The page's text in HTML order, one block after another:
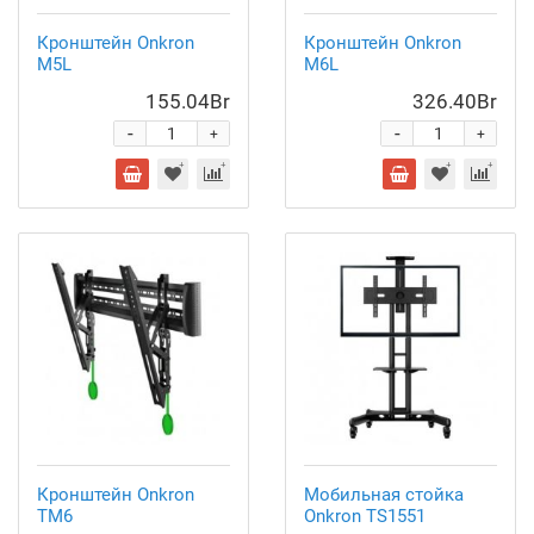
Кронштейн Onkron
M5L
155.04Br
+
-
Кронштейн Onkron
M6L
326.40Br
+
-
Кронштейн Onkron
TM6
Мобильная стойка
Onkron TS1551